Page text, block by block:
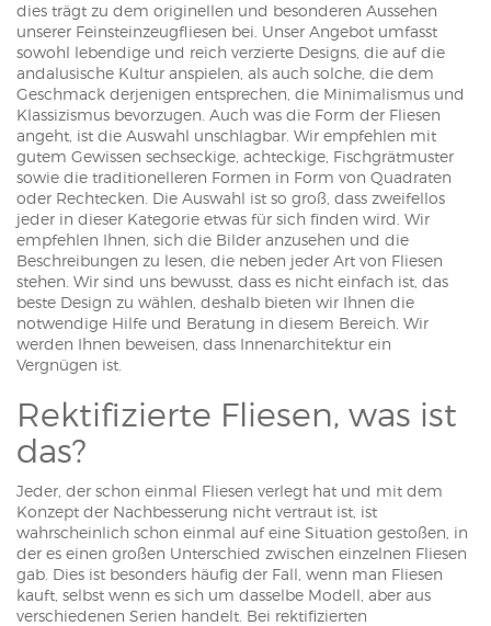
dies trägt zu dem originellen und besonderen Aussehen
unserer Feinsteinzeugfliesen bei. Unser Angebot umfasst
sowohl lebendige und reich verzierte Designs, die auf die
andalusische Kultur anspielen, als auch solche, die dem
Geschmack derjenigen entsprechen, die Minimalismus und
Klassizismus bevorzugen. Auch was die Form der Fliesen
angeht, ist die Auswahl unschlagbar. Wir empfehlen mit
gutem Gewissen sechseckige, achteckige, Fischgrätmuster
sowie die traditionelleren Formen in Form von Quadraten
oder Rechtecken. Die Auswahl ist so groß, dass zweifellos
jeder in dieser Kategorie etwas für sich finden wird. Wir
empfehlen Ihnen, sich die Bilder anzusehen und die
Beschreibungen zu lesen, die neben jeder Art von Fliesen
stehen. Wir sind uns bewusst, dass es nicht einfach ist, das
beste Design zu wählen, deshalb bieten wir Ihnen die
notwendige Hilfe und Beratung in diesem Bereich. Wir
werden Ihnen beweisen, dass Innenarchitektur ein
Vergnügen ist.
Rektifizierte Fliesen, was ist
das?
Jeder, der schon einmal Fliesen verlegt hat und mit dem
Konzept der Nachbesserung nicht vertraut ist, ist
wahrscheinlich schon einmal auf eine Situation gestoßen, in
der es einen großen Unterschied zwischen einzelnen Fliesen
gab. Dies ist besonders häufig der Fall, wenn man Fliesen
kauft, selbst wenn es sich um dasselbe Modell, aber aus
verschiedenen Serien handelt. Bei rektifizierten